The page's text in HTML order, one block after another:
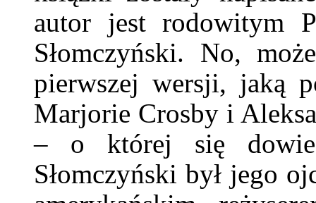
autor jest rodowitym
Słomczyński. No,
pierwszej wersji, jaką
Marjorie Crosby i
– o której się
Słomczyński był jego